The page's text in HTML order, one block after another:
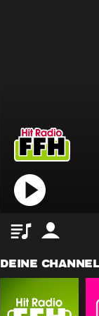
Playlist Mein FFH
DEINE